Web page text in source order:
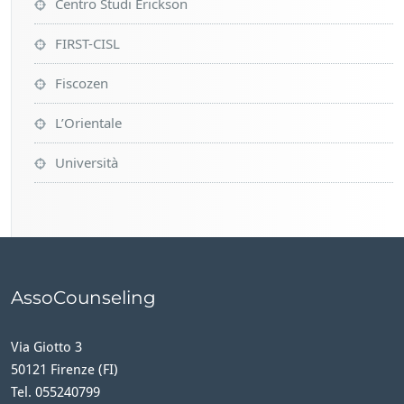
FIRST-CISL
Fiscozen
L’Orientale
Università
AssoCounseling
Via Giotto 3
50121 Firenze (FI)
Tel. 055240799